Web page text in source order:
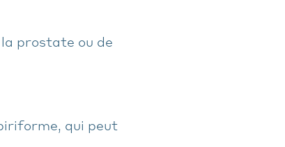
prostate ou de
qui peut